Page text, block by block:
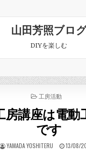
山田芳照ブロ
DIYを楽しむ
POSTED IN
工房活動
房講座は電動
です
AUTHOR:
YAMADA YOSHITERU 13/08/